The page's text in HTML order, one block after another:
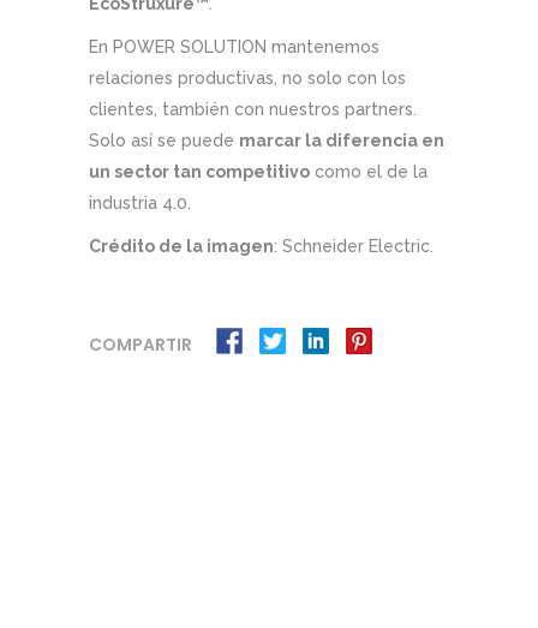
En POWER SOLUTION mantenemos
relaciones productivas, no solo con los
clientes, también con nuestros partners.
Solo así se puede marcar la diferencia en
un sector tan competitivo como el de la
industria 4.0.
Crédito de la imagen: Schneider Electric.
COMPARTIR